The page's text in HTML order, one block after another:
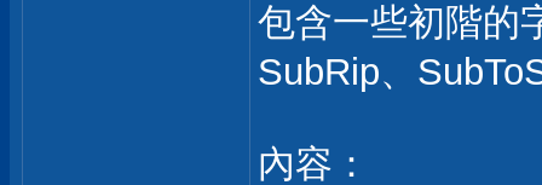
包含一些初階的
SubRip、
內容：